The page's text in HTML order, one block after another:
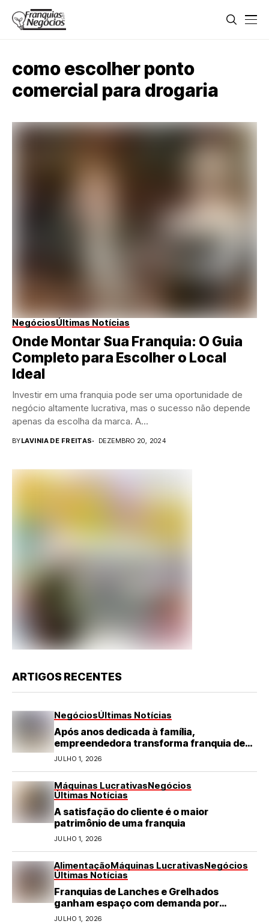
como escolher ponto
comercial para drogaria
NegóciosÚltimas Notícias
Onde Montar Sua Franquia: O Guia
Completo para Escolher o Local
Ideal
Investir em uma franquia pode ser uma oportunidade de
negócio altamente lucrativa, mas o sucesso não depende
apenas da escolha da marca. A...
BYLAVINIA DE FREITAS DEZEMBRO 20, 2024
ARTIGOS RECENTES
NegóciosÚltimas Notícias
Após anos dedicada à família,
empreendedora transforma franquia de
turismo em negócio de destaque no RN
JULHO 1, 2026
Máquinas LucrativasNegócios
Últimas Notícias
A satisfação do cliente é o maior
patrimônio de uma franquia
JULHO 1, 2026
AlimentaçãoMáquinas LucrativasNegócios
Últimas Notícias
Franquias de Lanches e Grelhados
ganham espaço com demanda por
refeições rápidas e de qualidade
JULHO 1, 2026